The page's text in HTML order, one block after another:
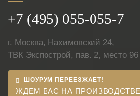
+7 (495) 055-055-7
г. Москва, Нахимовский 24,
ТВК Экспострой, пав. 2, место 96
ШОУРУМ ПЕРЕЕЗЖАЕТ!
ЖДЕМ ВАС НА ПРОИЗВОДСТВЕ